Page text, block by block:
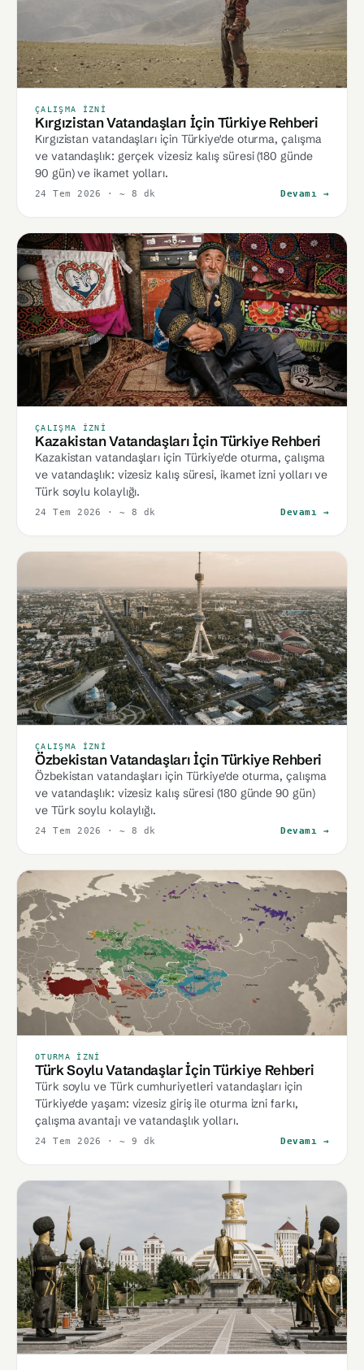
ÇALIŞMA İZNI
Kırgızistan Vatandaşları İçin Türkiye Rehberi
Kırgızistan vatandaşları için Türkiye'de oturma, çalışma
ve vatandaşlık: gerçek vizesiz kalış süresi (180 günde
90 gün) ve ikamet yolları.
24 Tem 2026 · ~ 8 dk Devamı →
ÇALIŞMA İZNI
Kazakistan Vatandaşları İçin Türkiye Rehberi
Kazakistan vatandaşları için Türkiye'de oturma, çalışma
ve vatandaşlık: vizesiz kalış süresi, ikamet izni yolları ve
Türk soylu kolaylığı.
24 Tem 2026 · ~ 8 dk Devamı →
ÇALIŞMA İZNI
Özbekistan Vatandaşları İçin Türkiye Rehberi
Özbekistan vatandaşları için Türkiye'de oturma, çalışma
ve vatandaşlık: vizesiz kalış süresi (180 günde 90 gün)
ve Türk soylu kolaylığı.
24 Tem 2026 · ~ 8 dk Devamı →
OTURMA İZNI
Türk Soylu Vatandaşlar İçin Türkiye Rehberi
Türk soylu ve Türk cumhuriyetleri vatandaşları için
Türkiye'de yaşam: vizesiz giriş ile oturma izni farkı,
çalışma avantajı ve vatandaşlık yolları.
24 Tem 2026 · ~ 9 dk Devamı →